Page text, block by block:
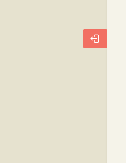
